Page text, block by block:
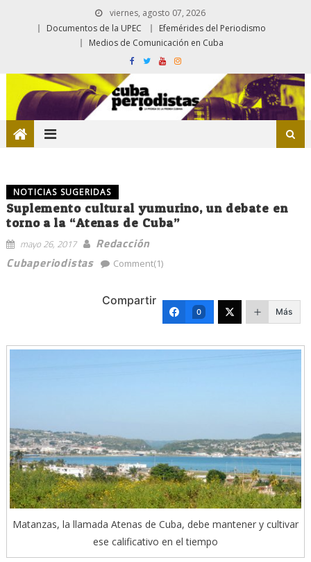
viernes, agosto 07, 2026
Documentos de la UPEC
Efemérides del Periodismo
Medios de Comunicación en Cuba
NOTICIAS SUGERIDAS
Suplemento cultural yumurino, un debate en
torno a la “Atenas de Cuba”
mayo 26, 2017
Redacción
Cubaperiodistas
Comment(1)
Compartir
0 Más
Matanzas, la llamada Atenas de Cuba, debe mantener y cultivar
ese calificativo en el tiempo